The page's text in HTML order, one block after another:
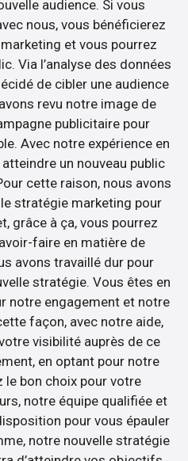
audience. Si vous
nous, vous bénéficierez
et vous pourrez
Via l’analyse des données
de cibler une audience
revu notre image de
publicitaire pour
Avec notre expérience en
un nouveau public
cette raison, nous avons
stratégie marketing pour
grâce à ça, vous pourrez
faire en matière de
avons travaillé dur pour
stratégie. Vous êtes en
notre engagement et notre
façon, avec notre aide,
visibilité auprès de ce
en optant pour notre
bon choix pour votre
notre équipe qualifiée et
pour vous épauler
notre nouvelle stratégie